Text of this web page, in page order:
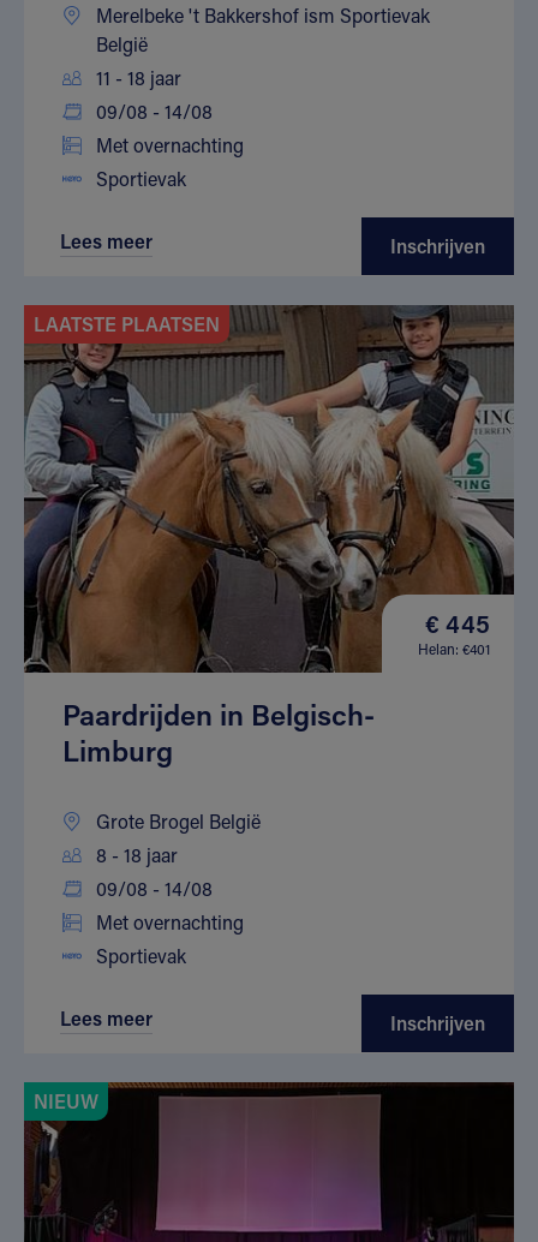
Merelbeke 't Bakkershof ism Sportievak
België
11 - 18 jaar
09/08 - 14/08
Met overnachting
Sportievak
Lees meer Inschrijven
LAATSTE PLAATSEN
€ 445
Helan: €401
Paardrijden in Belgisch-
Limburg
Grote Brogel België
8 - 18 jaar
09/08 - 14/08
Met overnachting
Sportievak
Lees meer Inschrijven
NIEUW